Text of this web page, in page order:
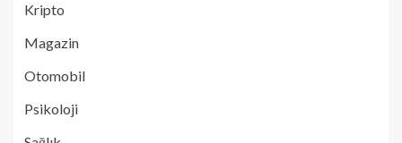
Kripto
Magazin
Otomobil
Psikoloji